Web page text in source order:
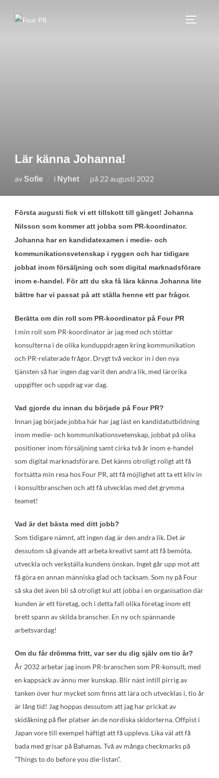
Lär känna Johanna!
avSofie i Nyhet på Publicerat
22 augusti 2022
Första augusti fick vi ett tillskott till gänget! Johanna
Nilsson som kommer att jobba som PR-koordinator.
Johanna har en kandidatexamen i medie- och
kommunikationsvetenskap i ryggen och har tidigare
jobbat inom försäljning och som digital marknadsförare
inom e-handel. För att du ska få lära känna Johanna lite
bättre har vi passat på att ställa henne ett par frågor.
Berätta om din roll som PR-koordinator på Four PR
I min roll som PR-koordinator är jag med och stöttar
konsulterna i de olika kunduppdragen kring kommunikation
och PR-relaterade frågor. Drygt två veckor in i den nya
tjänsten så har ingen dag varit den andra lik, med lärorika
uppgifter och uppdrag var dag.
Vad gjorde du innan du började på Four PR?
Innan jag började jobba här har jag läst en kandidatutbildning
inom medie- och kommunikationsvetenskap, jobbat på olika
positioner inom försäljning samt cirka två år inom e-handel
som digital marknadsförare. Det känns otroligt roligt att få
fortsätta min resa hos Four PR, att få möjlighet att ta ett kliv in
i konsultbranschen och att få utvecklas med det grymma
teamet!
Vad är det bästa med ditt jobb?
Som tidigare nämnt, att ingen dag är den andra lik. Det är
dessutom så givande att arbeta kreativt samt att få bemöta,
utveckla och verkställa kundens önskan. Inget går upp mot att
få göra en annan människa glad och tacksam. Som ny på Four
så ska det även bli så otroligt kul att jobba i en organisation där
kunden är ett företag, och i detta fall olika företag inom ett
brett spann av skilda branscher. En ny och spännande
arbetsvardag!
Om du får drömma fritt, var ser du dig själv om tio år?
År 2032 arbetar jag inom PR-branschen som PR-konsult, med
en kappsäck av ännu mer kunskap. Blir näst intill pirrig av
tanken över hur mycket som finns att lära och utvecklas i, tio år
är lång tid! Jag hoppas dessutom att jag har prickat av
skidåkning på fler platser än de nordiska skidorterna. Offpist i
Japan vore till exempel häftigt att få uppleva. Lika väl att få
bada med grisar på Bahamas. Två av många checkmarks på
”Things to do before you die-listan”.